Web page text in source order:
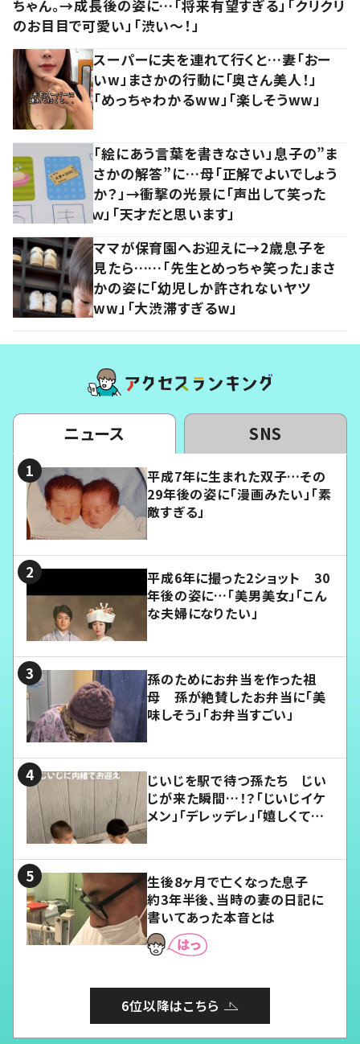
ちゃん。→成長後の姿に…「将来有望すぎる」「クリクリ
のお目目で可愛い」「渋い～！」
スーパーに夫を連れて行くと…妻「おー
いw」まさかの行動に「奥さん美人！」
「めっちゃわかるww」「楽しそうww」
「絵にあう言葉を書きなさい」息子の”ま
さかの解答”に…母「正解でよいでしょう
か？」→衝撃の光景に「声出して笑った
ｗ」「天才だと思います」
ママが保育園へお迎えに→2歳息子を
見たら……「先生とめっちゃ笑った」まさ
かの姿に「幼児しか許されないヤツ
ww」「大渋滞すぎるw」
ニュース SNS
平成7年に生まれた双子…その
29年後の姿に「漫画みたい」「素
敵すぎる」
平成6年に撮った2ショット 30
年後の姿に…「美男美女」「こん
な夫婦になりたい」
孫のためにお弁当を作った祖
母 孫が絶賛したお弁当に「美
味しそう」「お弁当すごい」
じいじを駅で待つ孫たち じい
じが来た瞬間…！？「じいじイケ
メン」「デレッデレ」「嬉しくて可
生後8ヶ月で亡くなった息子
約3年半後、当時の妻の日記に
書いてあった本音とは
6位以降はこちら